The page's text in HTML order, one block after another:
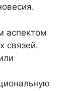
аспектом
связей.